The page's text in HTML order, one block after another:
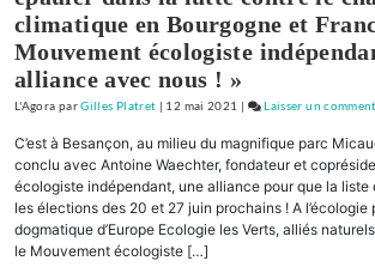
climatique en Bourgogne et
Mouvement écologiste
alliance avec nous ! »
L'Agora parGilles Platret | 12 mai 2021 | Laisser un
C’est à Besançon, au milieu du magnifique parc
conclu avec Antoine Waechter, fondateur et
écologiste indépendant, une alliance pour que la liste
les élections des 20 et 27 juin prochains ! A l’écologie
dogmatique d’Europe Ecologie les Verts, alliés
le Mouvement écologiste […]